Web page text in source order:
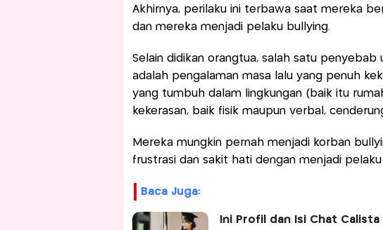
Akhirnya, perilaku ini terbawa saat mereka
dan mereka menjadi pelaku bullying.
Selain didikan orangtua, salah satu
adalah pengalaman masa lalu yang penuh
yang tumbuh dalam lingkungan (baik itu
kekerasan, baik fisik maupun verbal,
Mereka mungkin pernah menjadi korban
frustrasi dan sakit hati dengan menjadi
Baca Juga:
Ini Profil dan Isi Chat